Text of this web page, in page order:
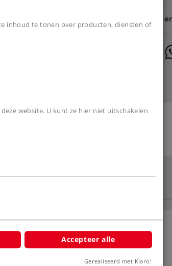
Onderdelen
inhoud te tonen over producten, diensten of
website. U kunt ze hier niet uitschakelen
Accepteer alle
Gerealiseerd met Klaro!